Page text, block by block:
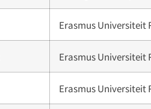
Erasmus Universiteit
Erasmus Universiteit
Erasmus Universiteit